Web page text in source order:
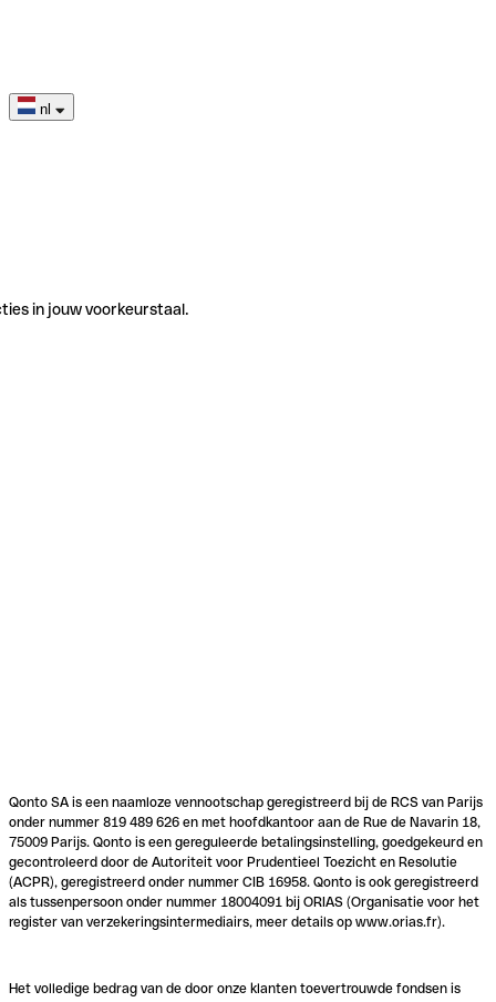
nl
in jouw voorkeurstaal.
Qonto SA is een naamloze vennootschap geregistreerd bij de RCS van Parijs
onder nummer 819 489 626 en met hoofdkantoor aan de Rue de Navarin 18,
75009 Parijs. Qonto is een gereguleerde betalingsinstelling, goedgekeurd en
gecontroleerd door de Autoriteit voor Prudentieel Toezicht en Resolutie
(ACPR), geregistreerd onder nummer CIB 16958. Qonto is ook geregistreerd
als tussenpersoon onder nummer 18004091 bij ORIAS (Organisatie voor het
register van verzekeringsintermediairs, meer details op www.orias.fr).
Het volledige bedrag van de door onze klanten toevertrouwde fondsen is